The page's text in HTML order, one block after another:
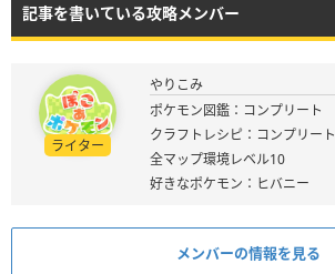
記事を書いている攻略メンバー
ライター
やりこみ
ポケモン図鑑：コンプリート
クラフトレシピ：コンプリート
全マップ環境レベル10
好きなポケモン：ヒバニー
メンバーの情報を見る